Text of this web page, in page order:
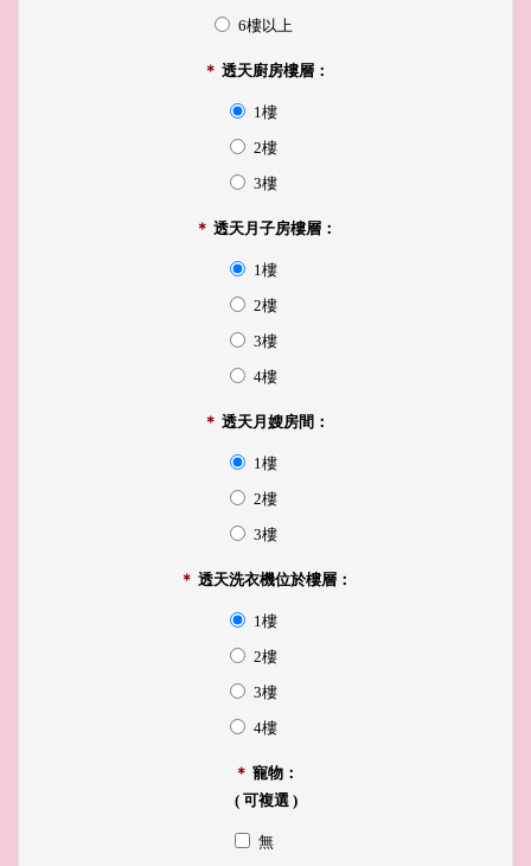
6樓以上
＊ 透天廚房樓層：
1樓
2樓
3樓
＊ 透天月子房樓層：
1樓
2樓
3樓
4樓
＊ 透天月嫂房間：
1樓
2樓
3樓
＊ 透天洗衣機位於樓層：
1樓
2樓
3樓
4樓
＊ 寵物：
( 可複選 )
無